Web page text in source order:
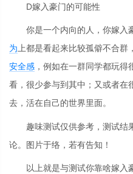
D嫁入豪门的可能性
你是一个内向的人，你嫁入
为 上都是看起来比较孤僻不合
安全感 ，例如在一群同学都玩
看，很少参与到其中；又或者在
去，活在自己的世界里面。
趣味测试仅供参考，测试结
论。图片于络，若有告知！
以上就是与测试你靠啥嫁入